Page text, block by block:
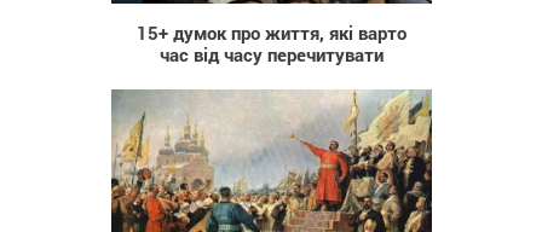
15+ думок про життя, які варто
час від часу перечитувати